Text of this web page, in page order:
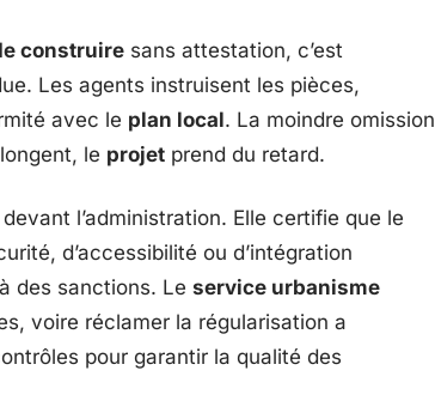
construire sans attestation, c’est
Les agents instruisent les pièces,
avec le plan local. La moindre omission
le projet prend du retard.
l’administration. Elle certifie que le
d’accessibilité ou d’intégration
des sanctions. Le service urbanisme
voire réclamer la régularisation a
pour garantir la qualité des